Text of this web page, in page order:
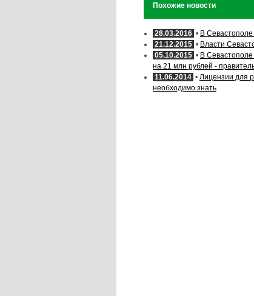
Похожие новости
28.03.2016 • В Севастополе
21.12.2015 • Власти
05.10.2015 • В
на 21 млн рублей -
11.06.2014 • Лицензии для
необходимо знать